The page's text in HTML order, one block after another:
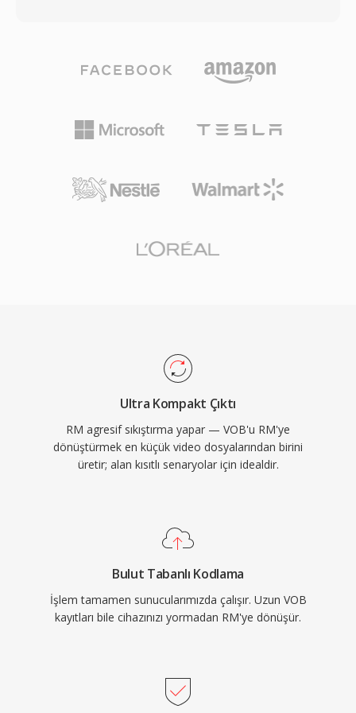
Format, birleşik ses ve video için 9,8
Mbps&#039;ye kadar bit hızlarında hem NTSC
çözünürlüklerini destekler. Video, çok parçalı
akışında bütünleştirilmesi, VOB&#039;ü tüketici
film dağıtımı için eksiksiz bir çözüm haline
yeni içerik için DVD&#039;nın yerini almış olsa
çok yüklenen medya uygulamalarından biri
tamponlanmış akış video kavramına öncülük
ettiği dönemde baskın akış formatlarından biri
ve i̇leri hata düzeltme destekleyen tescilli bir
sağlar. RM dosyaları farklı bit hızlarında birden
meta veri destekler ve RealNetworks, verimli ağ
dağıtımı için format ile birlikte RTSP ve PNA
akış protokollerini geliştirmiştir. RM&#039;deki
sıkıştırma dönemine göre etkileyici kabul
edilmiş olup rakip yaklaşımların zorlandığı 20-30
kbps gibi düşük bit hızlarında izlenebilir video
olsa da, RM dosyaları erken i̇nternet
eğitim kurumları ve medya kütüphaneleri dahil
Ultra Kompakt Çıktı
RM agresif sıkıştırma yapar — VOB'u RM'ye
dönüştürmek en küçük video dosyalarından birini
üretir; alan kısıtlı senaryolar için idealdir.
Bulut Tabanlı Kodlama
İşlem tamamen sunucularımızda çalışır. Uzun VOB
kayıtları bile cihazınızı yormadan RM'ye dönüşür.